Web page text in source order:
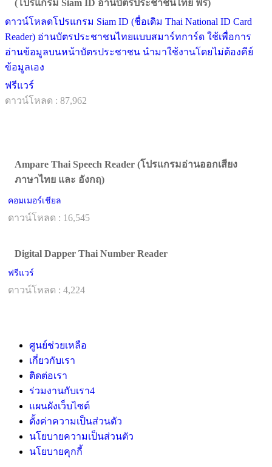
(โปรแกรม Siam ID อ่านบัตรประชาชนไทย ฟรี)
ดาวน์โหลดโปรแกรม Siam ID (ชื่อเดิม Thai National ID Card
Reader) อ่านบัตรประชาชนไทยแบบสมาร์ทการ์ด ใช้เพื่อการ
อ่านข้อมูลบนหน้าบัตรประชาชน นำมาใช้งานโดยไม่ต้องคีย์
ข้อมูลเอง
ฟรีแวร์
ดาวน์โหลด : 87,962
Ampare Thai Speech Reader (โปรแกรมอ่านออกเสียง
ภาษาไทย และ อังกฤ)
คอมเมอร์เชียล
ดาวน์โหลด : 16,545
Digital Dapper Thai Number Reader
ฟรีแวร์
ดาวน์โหลด : 4,224
ศูนย์ช่วยเหลือ
เกี่ยวกับเรา
ติดต่อเรา
ร่วมงานกับเรา4
แผนผังเว็บไซต์
ตั้งค่าความเป็นส่วนตัว
นโยบายความเป็นส่วนตัว
นโยบายคุกกี้